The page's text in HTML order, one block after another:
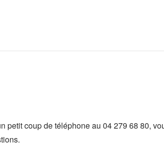
petit coup de téléphone au 04 279 68 80,